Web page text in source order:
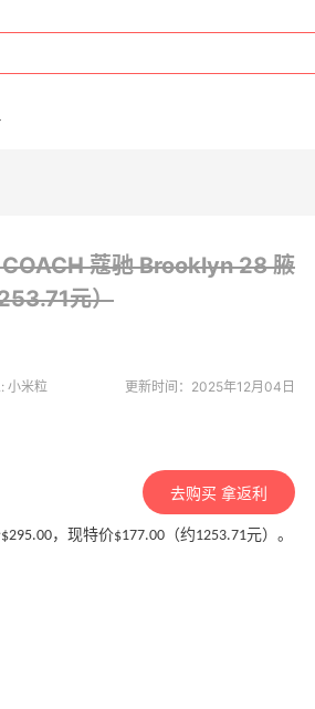
蔻驰 Brooklyn 28 腋
元）
小米粒 更新时间：2025年12月04日
去购买 拿返利
，现特价$177.00（约1253.71元）。